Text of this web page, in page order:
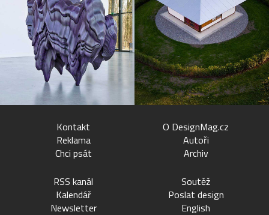
Kontakt
Reklama
Chci psát
O DesignMag.cz
Autoři
Archiv
RSS kanál
Kalendář
Newsletter
Soutěž
Poslat design
English